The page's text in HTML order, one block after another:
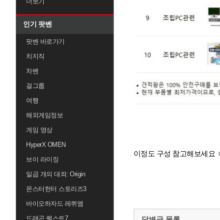
인기 팟벤
팟벤 바로가기
치지직
차벤
걸그룹
여행
해외게임정보
게임 영상
HyperX OMEN
브이 라이징
일곱 개의 대죄: Origin
몬스터헌터 스토리즈3
바이오하자드 레퀴엠
드래곤 퀘스트7
이정도 구성 참고해보세요